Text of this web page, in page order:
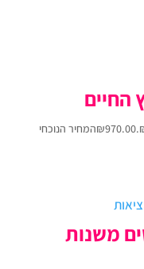
החיים
₪970.00
המחיר הנוכחי
משנות